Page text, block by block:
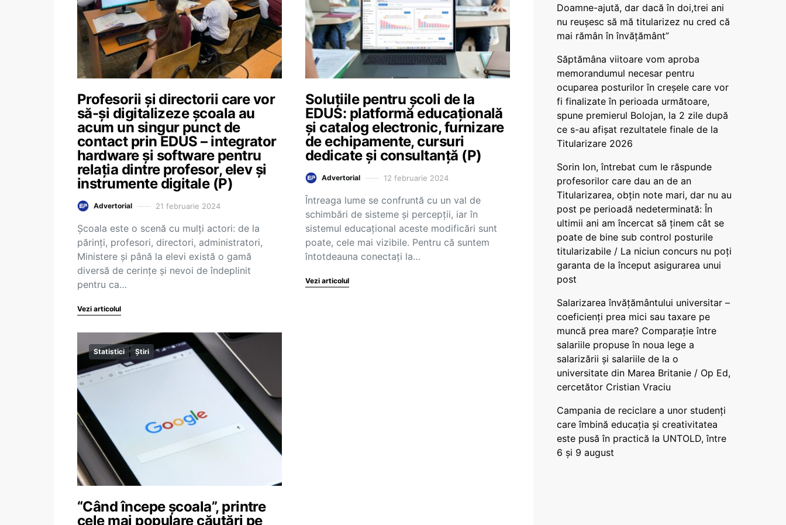
Profesorii și directorii care vor
să-și digitalizeze școala au
acum un singur punct de
contact prin EDUS – integrator
hardware și software pentru
relația dintre profesor, elev și
instrumente digitale (P)
Advertorial 21 februarie 2024
Școala este o scenă cu mulți actori: de la
părinți, profesori, directori, administratori,
Ministere și până la elevi există o gamă
diversă de cerințe și nevoi de îndeplinit
pentru ca…
Vezi articolul
Soluțiile pentru școli de la
EDUS: platformă educațională
și catalog electronic, furnizare
de echipamente, cursuri
dedicate și consultanță (P)
Advertorial 12 februarie 2024
Întreaga lume se confruntă cu un val de
schimbări de sisteme și percepții, iar în
sistemul educațional aceste modificări sunt
poate, cele mai vizibile. Pentru că suntem
întotdeauna conectați la…
Vezi articolul
Statistici Știri
“Când începe școala”, printre
cele mai populare căutări pe
Doamne-ajută, dar dacă în doi,trei ani
nu reușesc să mă titularizez nu cred că
mai rămân în învățământ”
Săptămâna viitoare vom aproba
memorandumul necesar pentru
ocuparea posturilor în creșele care vor
fi finalizate în perioada următoare,
spune premierul Bolojan, la 2 zile după
ce s-au afișat rezultatele finale de la
Titularizare 2026
Sorin Ion, întrebat cum le răspunde
profesorilor care dau an de an
Titularizarea, obțin note mari, dar nu au
post pe perioadă nedeterminată: În
ultimii ani am încercat să ținem cât se
poate de bine sub control posturile
titularizabile / La niciun concurs nu poți
garanta de la început asigurarea unui
post
Salarizarea învățământului universitar –
coeficienți prea mici sau taxare pe
muncă prea mare? Comparație între
salariile propuse în noua lege a
salarizării și salariile de la o
universitate din Marea Britanie / Op Ed,
cercetător Cristian Vraciu
Campania de reciclare a unor studenți
care îmbină educația și creativitatea
este pusă în practică la UNTOLD, între
6 și 9 august